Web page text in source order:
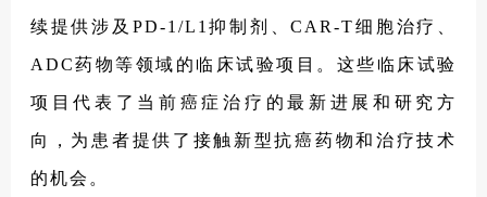
续提供涉及PD-1/L1抑制剂、CAR-T细胞治疗、
ADC药物等领域的临床试验项目。这些临床试验
项目代表了当前癌症治疗的最新进展和研究方
向，为患者提供了接触新型抗癌药物和治疗技术
的机会。